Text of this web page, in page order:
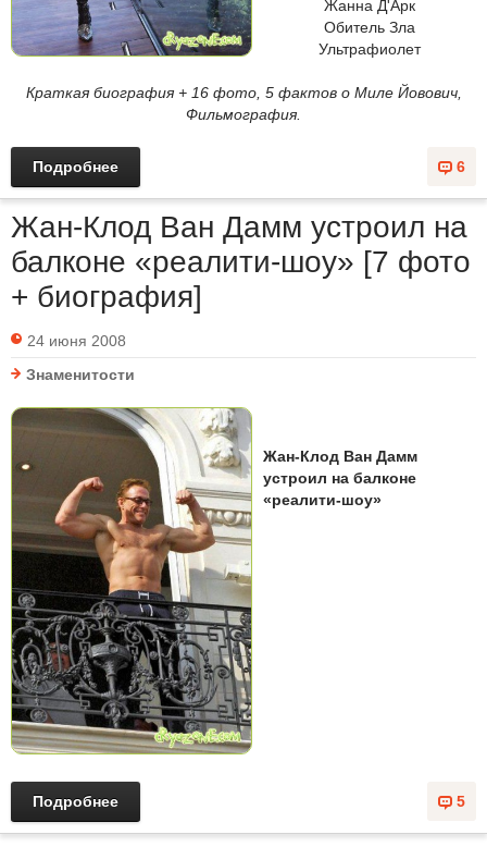
Жанна Д'Арк
Обитель Зла
Ультрафиолет
Краткая биография + 16 фото, 5 фактов о Миле Йовович,
Фильмография.
6
Подробнее
Жан-Клод Ван Дамм устроил на
балконе «реалити-шоу» [7 фото
+ биография]
24 июня 2008
Знаменитости
Жан-Клод Ван Дамм
устроил на балконе
«реалити-шоу»
5
Подробнее